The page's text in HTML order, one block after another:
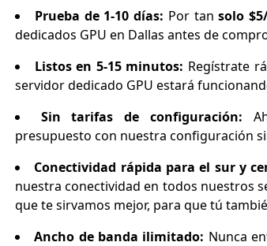
Prueba de 1-10 días: Por tansolo
dedicados GPU en Dallas antes de
Listos en 5-15 minutos: Regístrate
servidor dedicado GPU estará
Sin tarifas de configuración:
presupuesto con nuestra configuración
Conectividad rápida para el sur y
nuestra conectividad en todos nuestros
que te sirvamos mejor, para que tú
Ancho de banda ilimitado: Nunca